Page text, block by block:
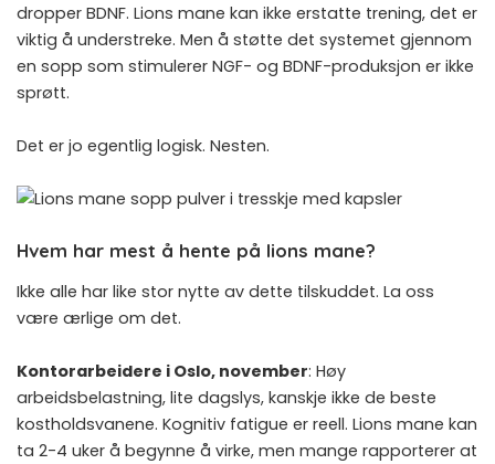
dropper BDNF. Lions mane kan ikke erstatte trening, det er
viktig å understreke. Men å støtte det systemet gjennom
en sopp som stimulerer NGF- og BDNF-produksjon er ikke
sprøtt.
Det er jo egentlig logisk. Nesten.
Hvem har mest å hente på lions mane?
Ikke alle har like stor nytte av dette tilskuddet. La oss
være ærlige om det.
Kontorarbeidere i Oslo, november: Høy
arbeidsbelastning, lite dagslys, kanskje ikke de beste
kostholdsvanene. Kognitiv fatigue er reell. Lions mane kan
ta 2-4 uker å begynne å virke, men mange rapporterer at